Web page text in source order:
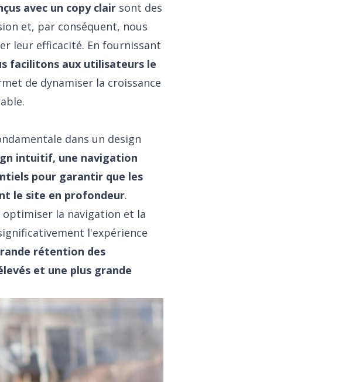
avec un copy clair sont des
et, par conséquent, nous
leur efficacité. En fournissant
facilitons aux utilisateurs le
de dynamiser la croissance
dans un design
intuitif, une navigation
pour garantir que les
le site en profondeur.
la navigation et la
l'expérience
rétention des
et une plus grande